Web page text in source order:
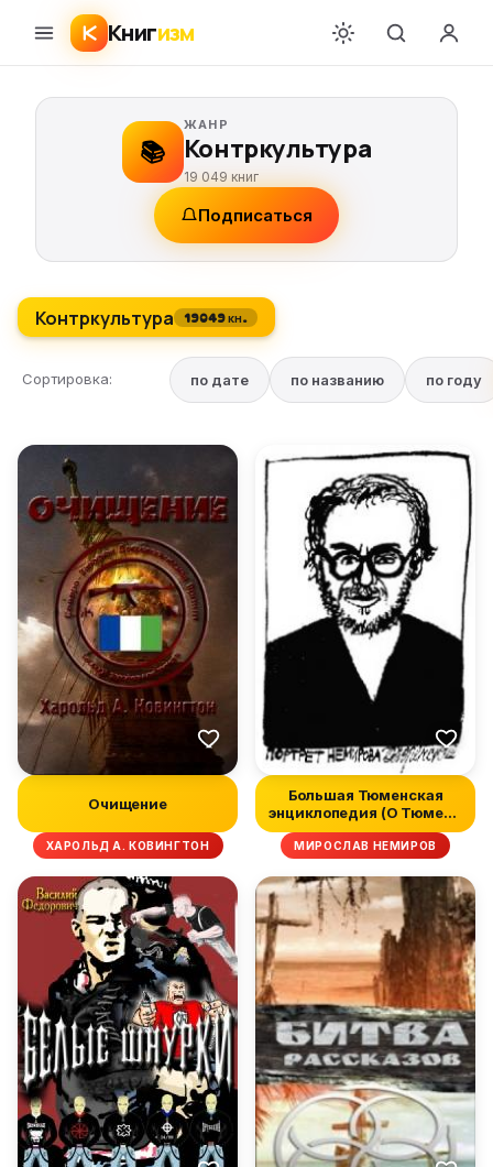
Книгизм
📚
ЖАНР
Контркультура
19 049 книг
Подписаться
Контркультура 19049 кн.
Сортировка: по дате по названию по году
Очищение
ХАРОЛЬД А. КОВИНГТОН
Большая Тюменская
энциклопедия (О Тюмени
и о ее тю...
МИРОСЛАВ НЕМИРОВ